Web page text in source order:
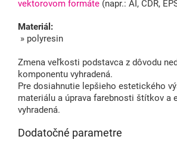
vektorovom formáte (napr.: AI, CDR,
Materiál:
» polyresin
Zmena veľkosti podstavca z dôvodu
komponentu vyhradená.
Pre dosiahnutie lepšieho estetického
materiálu a úprava farebnosti štítkov a
vyhradená.
Dodatočné parametre